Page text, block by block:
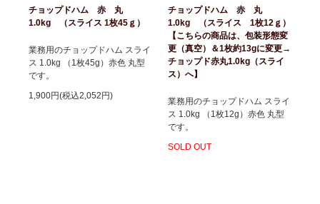
チョップドハム 赤 丸
1.0kg （スライス 1枚45ｇ）
業務用のチョップドハム スライ
ス 1.0kg （1枚45g）赤色 丸型
です。
1,900円(税込2,052円)
チョップドハム 赤 丸
1.0kg （スライス 1枚12ｇ）
【こちらの商品は、包装形態変
更（真空）＆1枚約13gに変更→
チョップド赤丸1.0kg（スライ
ス）へ】
業務用のチョップドハム スライ
ス 1.0kg （1枚12g）赤色 丸型
です。
SOLD OUT